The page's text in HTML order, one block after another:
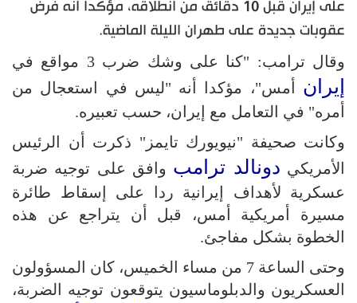
على إيران قبل 10 دقائق من انطلاقه، مؤكدا أنه فرض
عقوبات جديدة على طهران الليلة الماضية.
وقال ترامب: "كنا على وشك ضرب 3 مواقع في
إيران أمس"، مؤكدا أنه "ليس في استعجال من
أمره" في التعامل مع إيران، حسب تعبيره.
وكانت صحيفة "نيويورك تايمز" ذكرت أن الرئيس
الأمريكي دونالد ترامب وافق على توجيه ضربة
عسكرية لأهداف إيرانية ردا على إسقاط طائرة
مسيرة أمريكية أمس، قبل أن يتراجع عن هذه
الخطوة بشكل مفاجئ.
وحتى الساعة 7 من مساء الخميس، كان المسؤولون
العسكريون والدبلوماسيون يتوقعون توجيه الضربة،